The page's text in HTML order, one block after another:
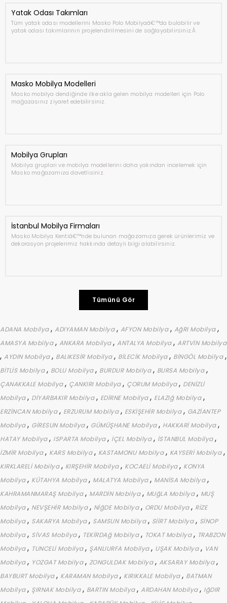
Yatak Odası Takımları
Tüm yatak odası modellerini Masko Polo Mobilyaâ€™da bulabilir ve
yatak odası takımlarının projelendirilmesini de sağlayabilirsiniz.Â
Masko Mobilya Modelleri
Masko mobilya dendiğinde ilke akla gelen mobilya modelleri için Polo
mağazasınız ziyaret edebilirsiniz.
Mobilya Grupları
Mobilya grupları ve mobilya modellerini daha yakından incelemek için
Masko mağazamıza davetlisiniz.
İstanbul Mobilya Firmaları
Masko Mobilya Kentiâ€™nde bulunan mağazamıza gerek ürünlerimiz ve
dekorasyon projelerimiz hakkında detaylı bilgi alabilirsiniz.
Tümünü Gör
ADANA Mobilya, ADIYAMAN Mobilya, AFYON Mobilya, AğRI Mobilya,
AMASYA Mobilya, ANKARA Mobilya, ANTALYA Mobilya, ARTVİN Mobilya
, AYDIN Mobilya, BALIKESİR Mobilya, BİLECİK Mobilya, BİNGÖL Mobilya,
BİTLİS Mobilya, BOLU Mobilya, BURDUR Mobilya, BURSA Mobilya,
ÇANAKKALE Mobilya, ÇANKIRI Mobilya, ÇORUM Mobilya, DENİZLİ
Mobilya, DİYARBAKIR Mobilya, EDİRNE Mobilya, ELAZIğ Mobilya,
ERZİNCAN Mobilya, ERZURUM Mobilya, ESKİŞEHİR Mobilya, GAZİANTEP
Mobilya, GİRESUN Mobilya, GÜMÜŞHANE Mobilya, HAKKARİ Mobilya,
HATAY Mobilya, ISPARTA Mobilya, İÇEL Mobilya, İSTANBUL Mobilya,
İZMİR Mobilya, KARS Mobilya, KASTAMONU Mobilya, KAYSERİ Mobilya,
KIRKLARELİ Mobilya, KIRŞEHİR Mobilya, KOCAELİ Mobilya, KONYA
Mobilya, KÜTAHYA Mobilya, MALATYA Mobilya, MANİSA Mobilya,
KAHRAMANMARAŞ Mobilya, MARDİN Mobilya, MUğLA Mobilya, MUŞ
Mobilya, NEVŞEHİR Mobilya, NİğDE Mobilya, ORDU Mobilya, RİZE
Mobilya, SAKARYA Mobilya, SAMSUN Mobilya, SİİRT Mobilya, SİNOP
Mobilya, SİVAS Mobilya, TEKİRDAğ Mobilya, TOKAT Mobilya, TRABZON
Mobilya, TUNCELİ Mobilya, ŞANLIURFA Mobilya, UŞAK Mobilya, VAN
Mobilya, YOZGAT Mobilya, ZONGULDAK Mobilya, AKSARAY Mobilya,
BAYBURT Mobilya, KARAMAN Mobilya, KIRIKKALE Mobilya, BATMAN
Mobilya, ŞIRNAK Mobilya, BARTIN Mobilya, ARDAHAN Mobilya, IğDIR